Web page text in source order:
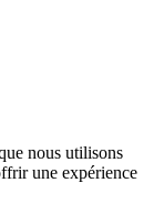
nous utilisons
une expérience